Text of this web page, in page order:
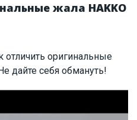
жала HAKKO
отличить оригинальные
дайте себя обмануть!